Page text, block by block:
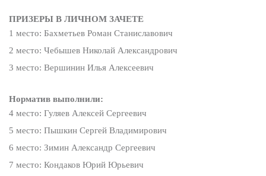
ПРИЗЕРЫ В ЛИЧНОМ ЗАЧЕТЕ
1 место: Бахметьев Роман Станиславович
2 место: Чебышев Николай Александрович
3 место: Вершинин Илья Алексеевич
Норматив выполнили:
4 место: Гуляев Алексей Сергеевич
5 место: Пышкин Сергей Владимирович
6 место: Зимин Александр Сергеевич
7 место: Кондаков Юрий Юрьевич